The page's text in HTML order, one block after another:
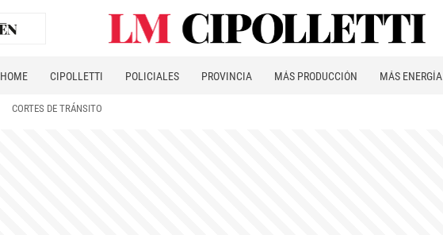
HOME CIPOLLETTI POLICIALES PROVINCIA MÁS PRODUCCIÓN MÁS ENERGÍA
CORTES DE TRÁNSITO